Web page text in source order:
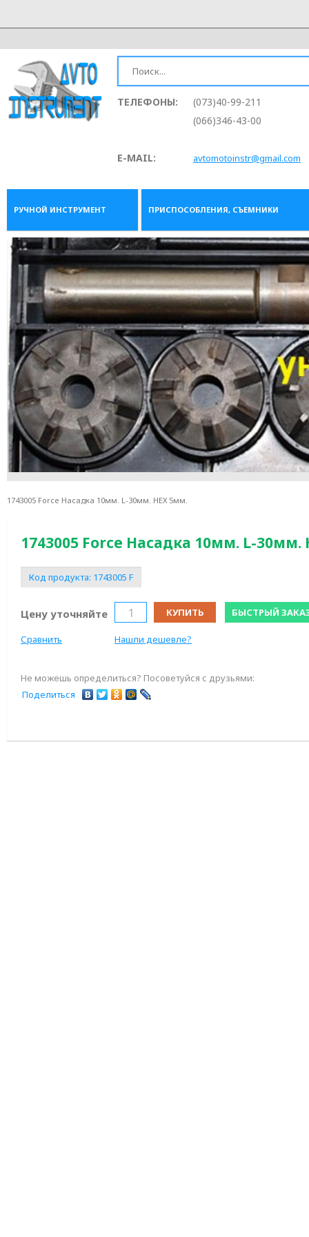
ТЕЛЕФОНЫ:
(073)40-99-211
(066)346-43-00
E-MAIL: avtomotoinstr@gmail.com
РУЧНОЙ ИНСТРУМЕНТ ПРИСПОСОБЛЕНИЯ, СЪЕМНИКИ
1743005 Force Насадка 10мм. L-30мм. HEX 5мм.
1743005 Force Насадка 10мм. L-30мм.
Код продукта: 1743005 F
Цену уточняйте КУПИТЬ БЫСТРЫЙ
Сравнить Нашли дешевле?
Не можешь определиться? Посоветуйся с друзьями:
Поделиться